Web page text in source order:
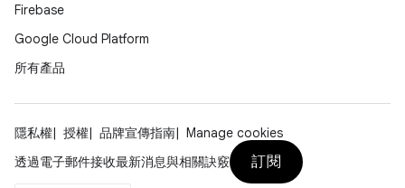
Firebase
Google Cloud Platform
所有產品
隱私權 授權 品牌宣傳指南
Manage cookies
透過電子郵件接收最新消息與相關訣竅
訂閱